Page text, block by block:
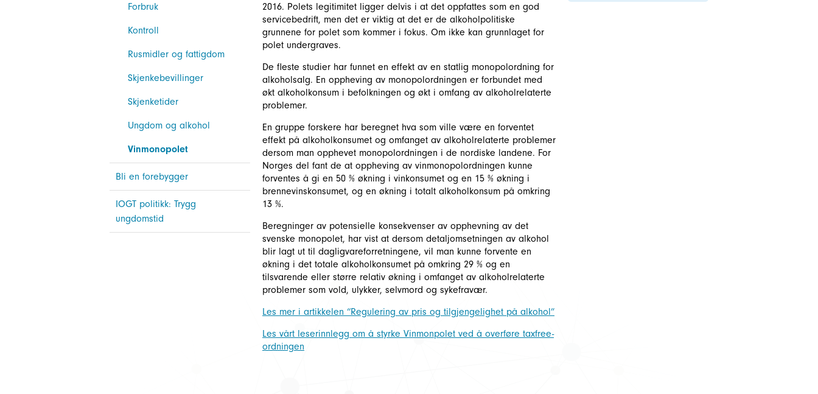
Forbruk
Kontroll
Rusmidler og fattigdom
Skjenkebevillinger
Skjenketider
Ungdom og alkohol
Vinmonopolet
Bli en forebygger
IOGT politikk: Trygg
ungdomstid
2016. Polets legitimitet ligger delvis i at det oppfattes som en god
servicebedrift, men det er viktig at det er de alkoholpolitiske
grunnene for polet som kommer i fokus. Om ikke kan grunnlaget for
polet undergraves.
De fleste studier har funnet en effekt av en statlig monopolordning for
alkoholsalg. En oppheving av monopolordningen er forbundet med
økt alkoholkonsum i befolkningen og økt i omfang av alkoholrelaterte
problemer.
En gruppe forskere har beregnet hva som ville være en forventet
effekt på alkoholkonsumet og omfanget av alkoholrelaterte problemer
dersom man opphevet monopolordningen i de nordiske landene. For
Norges del fant de at oppheving av vinmonopolordningen kunne
forventes å gi en 50 % økning i vinkonsumet og en 15 % økning i
brennevinskonsumet, og en økning i totalt alkoholkonsum på omkring
13 %.
Beregninger av potensielle konsekvenser av opphevning av det
svenske monopolet, har vist at dersom detaljomsetningen av alkohol
blir lagt ut til dagligvareforretningene, vil man kunne forvente en
økning i det totale alkoholkonsumet på omkring 29 % og en
tilsvarende eller større relativ økning i omfanget av alkoholrelaterte
problemer som vold, ulykker, selvmord og sykefravær.
Les mer i artikkelen “Regulering av pris og tilgjengelighet på alkohol”
Les vårt leserinnlegg om å styrke Vinmonpolet ved å overføre taxfree-
ordningen